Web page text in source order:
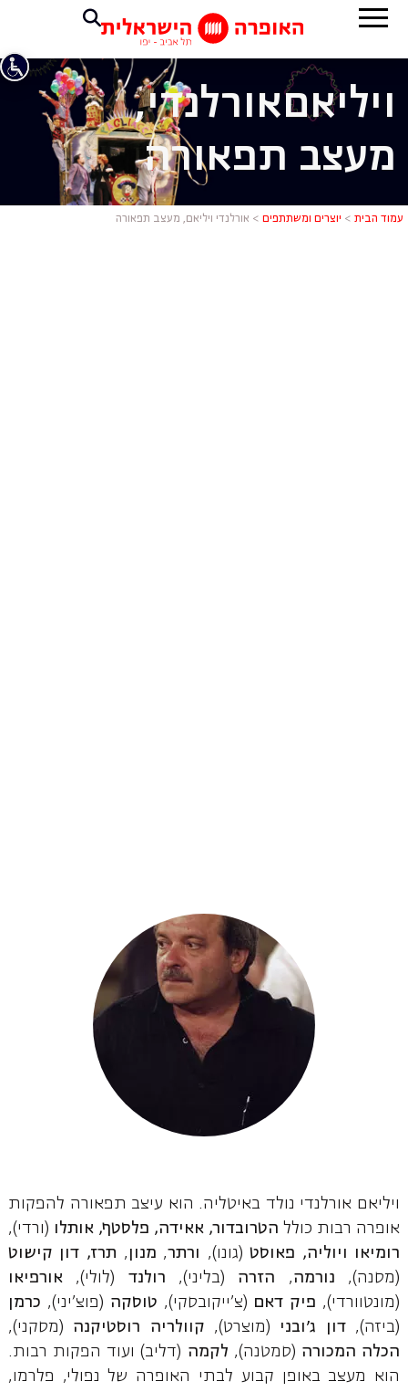
אורלנדי
ויליאםאורלנדי,
מעצב תפאורה
עמוד הבית > יוצרים ומשתתפים > אורלנדי ויליאם, מעצב תפאורה
ויליאם אורלנדי נולד באיטליה. הוא עיצב תפאורה להפקות
אופרה רבות כולל הטרובדור, אאידה, פלסטף, אותלו (ורדי),
רומיאו ויוליה, פאוסט(גונו), ורתר, מנון , תרז, דון קישוט
(מסנה), נורמה, הזרה (בליני), רולנד (לולי),אורפיאו
(מונטוורדי), פיק דאם (צ'ייקובסקי), טוסקה (פוצ'יני), כרמן
(ביזה),דון ג'ובני (מוצרט), קוולריה רוסטיקנה (מסקני),
הכלה המכורה (סמטנה), לקמה (דליב) ועוד הפקות רבות.
הוא מעצב באופן קבוע לבתי האופרה של נפולי, פלרמו,